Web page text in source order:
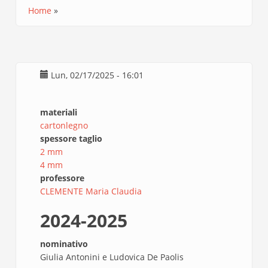
Home
Lun, 02/17/2025 - 16:01
materiali
cartonlegno
spessore taglio
2 mm
4 mm
professore
CLEMENTE Maria Claudia
2024-2025
nominativo
Giulia Antonini e Ludovica De Paolis